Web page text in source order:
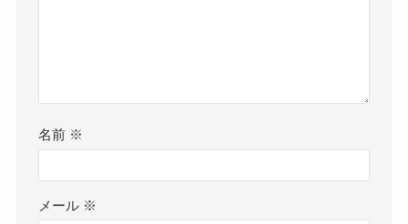
名前 ※
メール ※